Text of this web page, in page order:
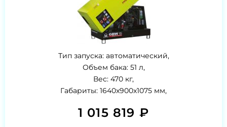
Тип запуска: автоматический,
Объем бака: 51 л,
Вес: 470 кг,
Габариты: 1640x900x1075 мм,
1 015 819 ₽